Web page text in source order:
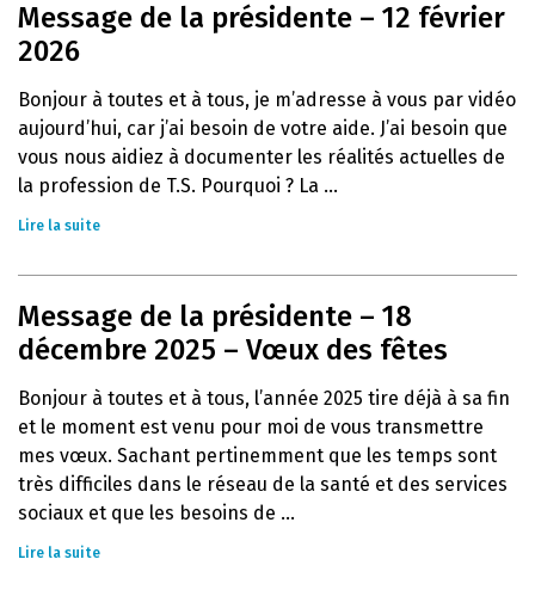
Message de la présidente – 12 février
2026
Bonjour à toutes et à tous, je m’adresse à vous par vidéo
aujourd’hui, car j’ai besoin de votre aide. J’ai besoin que
vous nous aidiez à documenter les réalités actuelles de
la profession de T.S. Pourquoi ? La ...
Lire la suite
Message de la présidente – 18
décembre 2025 – Vœux des fêtes
Bonjour à toutes et à tous, l’année 2025 tire déjà à sa fin
et le moment est venu pour moi de vous transmettre
mes vœux. Sachant pertinemment que les temps sont
très difficiles dans le réseau de la santé et des services
sociaux et que les besoins de ...
Lire la suite